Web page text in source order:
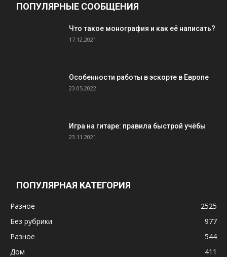
ПОПУЛЯРНЫЕ СООБЩЕНИЯ
Что такое монография и как её написать?
17.12.2021
Особенности работы в эскорте в Европе
23.05.2022
Игра на гитаре: правила быстрой учёбы
23.11.2021
ПОПУЛЯРНАЯ КАТЕГОРИЯ
Разное
2525
Без рубрики
977
Разное
544
Дом
411